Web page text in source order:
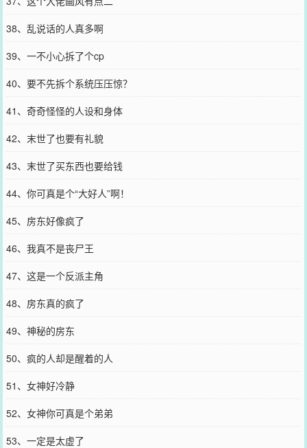
38、乱说话的人真多啊
39、一不小心拆了个cp
40、要不先拆个系统压压惊？
41、奇奇怪怪的人设和身体
42、末世了也要有礼貌
43、末世了买东西也要给钱
44、你可真是个“大好人”啊！
45、房东好像疯了
46、我真不是丧尸王
47、这是一个反派主角
48、房东真的疯了
49、神秘的房东
50、疯的人却是醒着的人
51、女神好冷静
52、女神你可真是个弟弟
53、一定是太虚了